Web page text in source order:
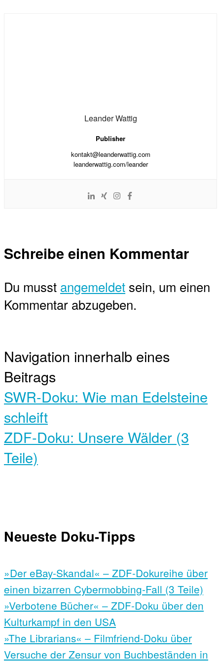
Leander Wattig
Publisher
kontakt@leanderwattig.com
leanderwattig.com/leander
Schreibe einen Kommentar
Du musst angemeldet sein, um einen
Kommentar abzugeben.
Navigation innerhalb eines
Beitrags
SWR-Doku: Wie man Edelsteine
schleift
ZDF-Doku: Unsere Wälder (3
Teile)
Neueste Doku-Tipps
»Der eBay-Skandal« – ZDF-Dokureihe über
einen bizarren Cybermobbing-Fall (3 Teile)
»Verbotene Bücher« – ZDF-Doku über den
Kulturkampf in den USA
»The Librarians« – Filmfriend-Doku über
Versuche der Zensur von Buchbeständen in